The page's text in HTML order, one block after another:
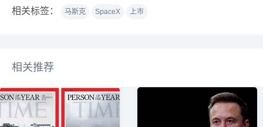
相关标签： 马斯克 SpaceX 上市
相关推荐